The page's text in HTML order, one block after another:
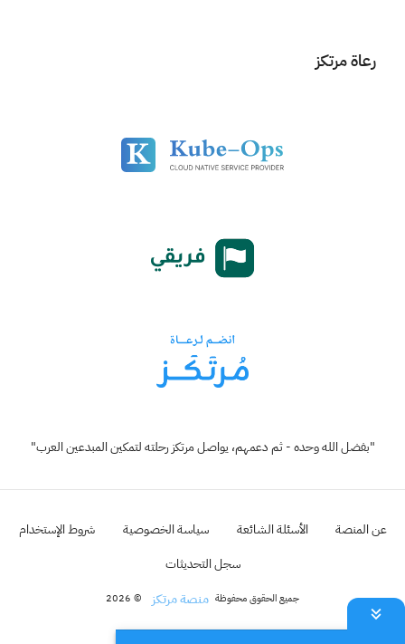
رعاة مرتكز
"بفضل الله وحده - ثم دعمهم، يواصل مرتكز رحلته لتمكين المبدعين العرب"
عن المنصة الأسئلة الشائعة سياسة الخصوصية
شروط الإستخدام
سجل التحديثات
جميع الحقوق محفوظة منصة مرتكز © 2026